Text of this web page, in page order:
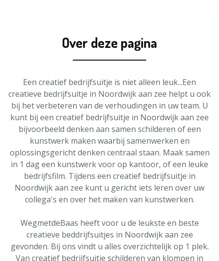
Over deze pagina
Een creatief bedrijfsuitje is niet alleen leuk...Een
creatieve bedrijfsuitje in Noordwijk aan zee helpt u ook
bij het verbeteren van de verhoudingen in uw team. U
kunt bij een creatief bedrijfsuitje in Noordwijk aan zee
bijvoorbeeld denken aan samen schilderen of een
kunstwerk maken waarbij samenwerken en
oplossingsgericht denken centraal staan. Maak samen
in 1 dag een kunstwerk voor op kantoor, of een leuke
bedrijfsfilm. Tijdens een creatief bedrijfsuitje in
Noordwijk aan zee kunt u gericht iets leren over uw
collega's en over het maken van kunstwerken.
WegmetdeBaas heeft voor u de leukste en beste
creatieve beddrijfsuitjes in Noordwijk aan zee
gevonden. Bij ons vindt u alles overzichtelijk op 1 plek.
Van creatief bedrijfsuitje schilderen van klompen in